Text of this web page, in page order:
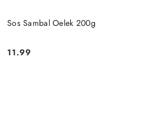
Sos Sambal Oelek 200g
Cena:
11.99